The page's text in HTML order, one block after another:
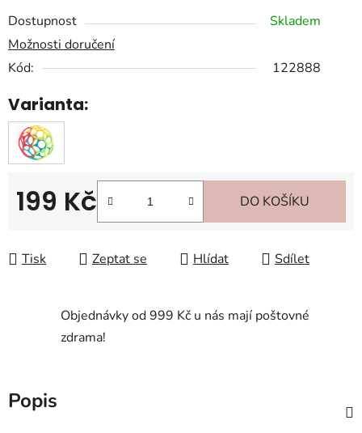
Dostupnost
Skladem
Možnosti doručení
Kód:
122888
Varianta:
199 Kč DO KOŠÍKU
Tisk Zeptat se Hlídat Sdílet
Objednávky od 999 Kč u nás mají poštovné
zdrama!
Popis